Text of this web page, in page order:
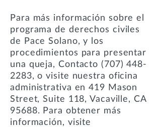
Para más información sobre el
programa de derechos civiles
de Pace Solano, y los
procedimientos para presentar
una queja, Contacto (707) 448-
2283, o visite nuestra oficina
administrativa en 419 Mason
Street, Suite 118, Vacaville, CA
95688. Para obtener más
información, visite